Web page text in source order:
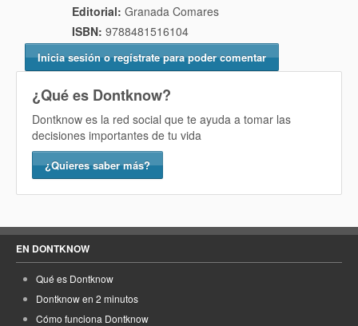
Editorial: Granada Comares
ISBN: 9788481516104
Inicia sesión o regístrate para poder comentar
¿Qué es Dontknow?
Dontknow es la red social que te ayuda a tomar las
decisiones importantes de tu vida
¿Quieres saber más?
EN DONTKNOW
Qué es Dontknow
Dontknow en 2 minutos
Cómo funciona Dontknow